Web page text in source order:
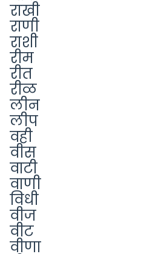
राखी
राणी
राशी
रीम
रीत
रीळ
लीन
लीप
वही
वीस
वाटी
वाणी
विधी
वीज
वीट
वीणा